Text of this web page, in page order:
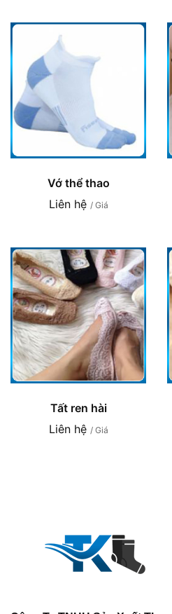
Vớ thể thao
Liên hệ / Giá
Tất ren hài
Liên hệ / Giá